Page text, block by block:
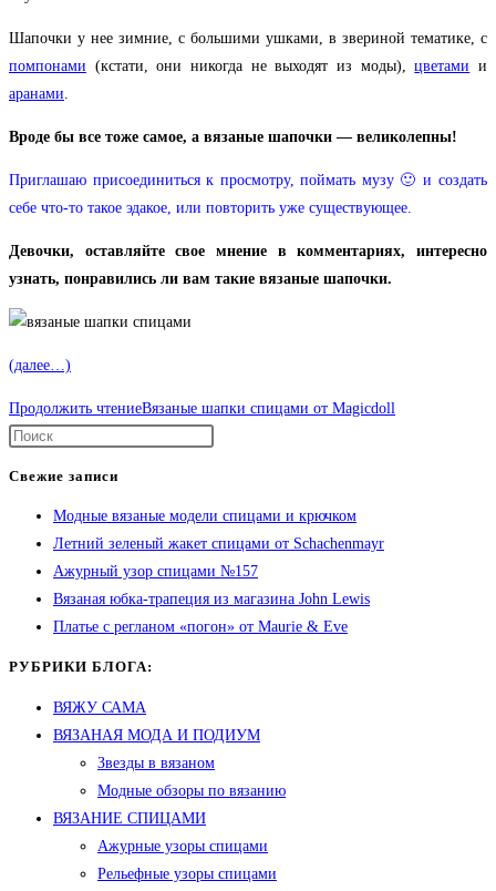
Шапочки у нее зимние, с большими ушками, в звериной тематике, с
помпонами (кстати, они никогда не выходят из моды),цветами и
аранами
Вроде бы все тоже самое, а вязаные шапочки — великолепны!
Приглашаю присоединиться к просмотру, поймать музу 🙂 и создать
себе что-то такое эдакое, или повторить уже существующее.
Девочки, оставляйте свое мнение в комментариях, интересно
узнать, понравились ли вам такие вязаные шапочки.
(далее…)
Продолжить чтениеВязаные шапки спицами от Magicdoll
Свежие записи
Модные вязаные модели спицами и крючком
Летний зеленый жакет спицами от Schachenmayr
Ажурный узор спицами №157
Вязаная юбка-трапеция из магазина John Lewis
Платье с регланом «погон» от Maurie & Eve
РУБРИКИ БЛОГА:
ВЯЖУ САМА
ВЯЗАНАЯ МОДА И ПОДИУМ
Звезды в вязаном
Модные обзоры по вязанию
ВЯЗАНИЕ СПИЦАМИ
Ажурные узоры спицами
Рельефные узоры спицами